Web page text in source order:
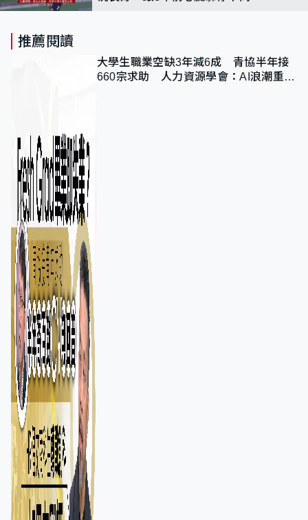
推薦閱讀
大學生職業空缺3年減6成 青協半年接
660宗求助 人力資源學會：AI浪潮重整